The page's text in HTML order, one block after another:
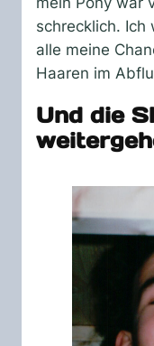
schrecklich. Ich
alle meine
Haaren im
Und die